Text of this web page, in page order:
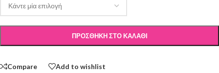
ΠΡΟΣΘΉΚΗ ΣΤΟ ΚΑΛΆΘΙ
Compare Add to wishlist